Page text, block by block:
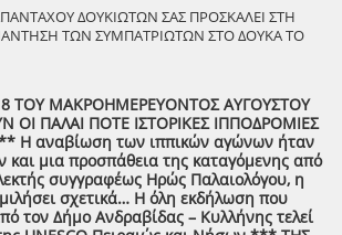
ΔΟΥΚΙΩΤΩΝ ΣΑΣ ΠΡΟΣΚΑΛΕΙ ΣΤΗ
ΤΩΝ ΣΥΜΠΑΤΡΙΩΤΩΝ ΣΤΟ ΔΟΥΚΑ ΤΟ
η δική μας για το ριζιμιό μας και για
μας που πολέμησε με το σπαθί στο χέρι
ΦΩΤΟΓΡΑΦΙΕΣ ΚΑΙ ΠΡΟΣΚΛΗΣΗ ΓΙΑ ΤΟ
πάνω στο σύνδεσμο για να ανοίξει το
απανταχού Δουκιωτών σάς προσκαλεί στην
στο χωριό μας, το ΔΟΥΚΑ, σε
Δήμο Αρχαίας Ολυμπίας, στις 13 Αυγούστου,
8:30 μ.μ., στην πλατεία του χωριού με θέμα:
Eκφράσεις, Δράσεις Διαφύλαξης και
8 ΤΟΥ ΜΑΚΡΟΗΜΕΡΕΥΟΝΤΟΣ ΑΥΓΟΥΣΤΟΥ
ΟΙ ΠΑΛΑΙ ΠΟΤΕ ΙΣΤΟΡΙΚΕΣ ΙΠΠΟΔΡΟΜΙΕΣ
Η αναβίωση των ιππικών αγώνων ήταν
και μια προσπάθεια της καταγόμενης από
συγγραφέως Ηρώς Παλαιολόγου, η
σχετικά… Η όλη εκδήλωση που
τον Δήμο Ανδραβίδας – Κυλλήνης τελεί